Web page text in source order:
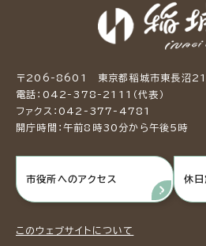
〒206-8601 東京都稲城市東長沼
電話：042-378-2111（代表）
ファクス：042-377-4781
開庁時間：午前8時30分から午後5時
市役所へのアクセス 休
このウェブサイトについて